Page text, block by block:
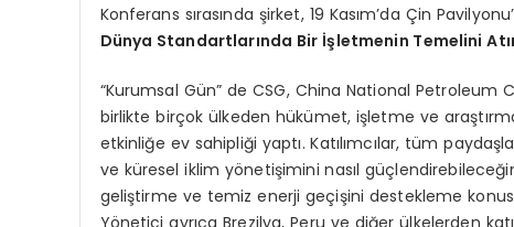
Konferans sırasında şirket, 19 Kasım’da Çin
Dünya Standartlarında Bir İşletmenin Temelini
“Kurumsal Gün” de CSG, China National
birlikte birçok ülkeden hükümet, işletme ve
etkinliğe ev sahipliği yaptı. Katılımcılar, tüm
ve küresel iklim yönetişimini nasıl
geliştirme ve temiz enerji geçişini destekleme
Yönetici ayrıca Brezilya, Peru ve diğer ülkelerden